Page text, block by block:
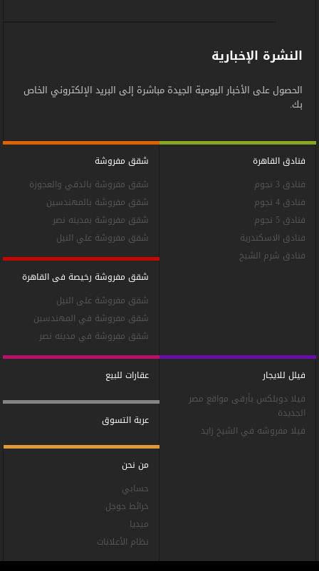
النشرة الإخبارية
الحصول على الأخبار اليومية الجيدة مباشرة إلى البريد الإلكتروني الخاص
بك.
فنادق القاهرة
فنادق 3 نجوم
فنادق 4 نجوم
فنادق 5 نجوم
فنادق الاسكندرية
فنادق شرم الشيخ
شقق مفروشة
شقق مفروشة بالدقي والعجوزة
شقق مفروشة بالمهندسين
شقق مفروشة بمدينه نصر
شقق مفروشة علي النيل
شقق مفروشة رخيصة فى القاهرة
شقق مفروشة على النيل
شقق مفروشة في المهندسين
شقق مفروشة في مدينه نصر
فيلل للايجار
فيلا دوبلكس بأرقى مواقع مصر
الجديدة
فيلا مفروشه في الشيخ زايد
عقارات للبيع
عربة التسوق
من نحن
حسابي
خرائط جوجل
ميديا
نظام الأعلانات